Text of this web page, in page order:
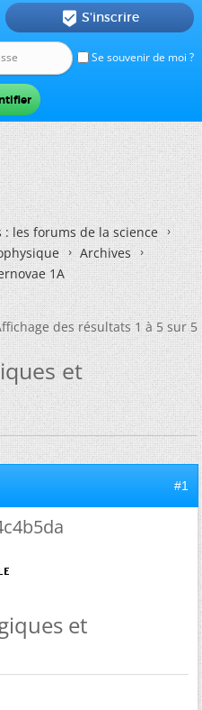
Se souvenir de moi ?
 S'inscrire
: les forums de la science
Archives
1A
des résultats 1 à 5 sur 5
et
#1
et